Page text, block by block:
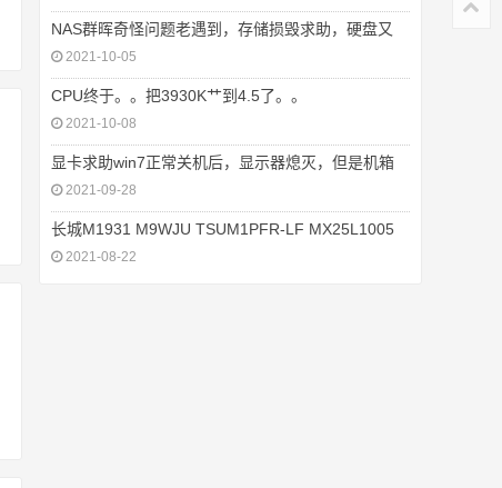
NAS群晖奇怪问题老遇到，存储损毁求助，硬盘又
2021-10-05
CPU终于。。把3930K艹到4.5了。。
2021-10-08
显卡求助win7正常关机后，显示器熄灭，但是机箱
2021-09-28
长城M1931 M9WJU TSUM1PFR-LF MX25L1005
2021-08-22